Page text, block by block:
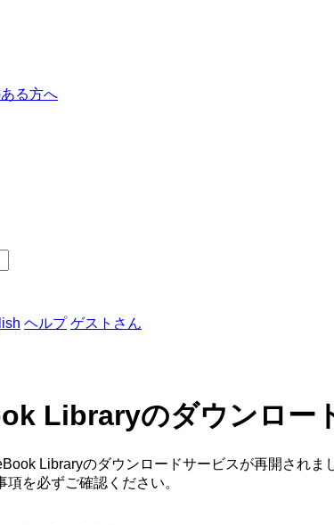
る方へ
ヘルプ ゲストさん
Libraryのダウンロー
Libraryのダウンロードサービスが再開されま
を必ずご確認ください。